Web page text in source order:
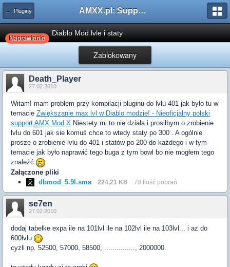
← Pluginy AMXX.pl: Support AMX Mod X i SourceMod
Naprawienie
Diablo Mod lvle i staty
Zablokowany
Death_Player
27.02.2010
Witam! mam problem przy kompilacji pluginu do lvlu 401 jak było tu w
temacie Zwiększanie max lvl w Diablo modzie! - Nieoficjalny polski
support AMX Mod X Niestety mi to nie działa i prosiłbym o zrobienie
lvlu do 601 jak sie komuś chce to wtedy staty po 300 . A ogólnie
proszę o zrobienie lvlu do 401 i statów po 200 do każdego i w tym
temacie jak było naprawić tego buga z tym bowl bo nie mogłem tego
znaleźć
Załączone pliki
dbmod_5.9l.sma
224,21 KB 70 Ilość pobrań
se7en
27.02.2010
dodaj tabelke expa ile na 101lvl ile na 102lvl ile na 103lvl... i az do
600lvlu
cyzli np. 52500, 57000, 58500, ..............., 2000000.